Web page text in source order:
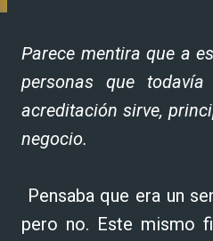
Parece mentira que a
personas que
acreditación sirve,
negocio.
Pensaba que era un
pero no. Este mismo